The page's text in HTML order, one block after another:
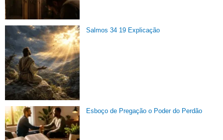
Salmos 34 19 Explicação
Esboço de Pregação o Poder do Perdão